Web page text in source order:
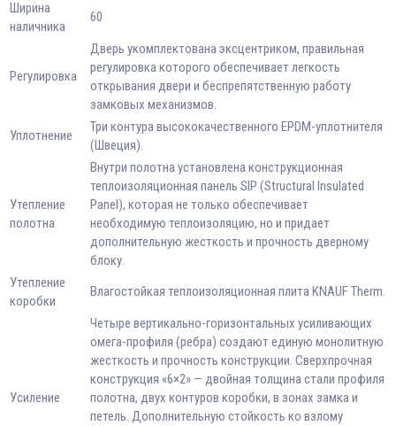
Ширина
наличника
60
Регулировка
Дверь укомплектована эксцентриком, правильная
регулировка которого обеспечивает легкость
открывания двери и беспрепятственную работу
замковых механизмов.
Уплотнение
Три контура высококачественного EPDM-уплотнителя
(Швеция).
Утепление
полотна
Внутри полотна установлена конструкционная
теплоизоляционная панель SIP (Structural Insulated
Panel), которая не только обеспечивает
необходимую теплоизоляцию, но и придает
дополнительную жесткость и прочность дверному
блоку.
Утепление
коробки
Влагостойкая теплоизоляционная плита KNAUF Therm.
Усиление
Четыре вертикально-горизонтальных усиливающих
омега-профиля (ребра) создают единую монолитную
жесткость и прочность конструкции. Сверхпрочная
конструкция «6×2» — двойная толщина стали профиля
полотна, двух контуров коробки, в зонах замка и
петель. Дополнительную стойкость ко взлому